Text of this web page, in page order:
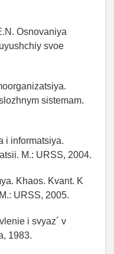
Osnovaniya
svoe
sistemam.
i informatsiya.
M.: URSS, 2004.
Khaos. Kvant. K
URSS, 2005.
i svyaz´ v
1983.